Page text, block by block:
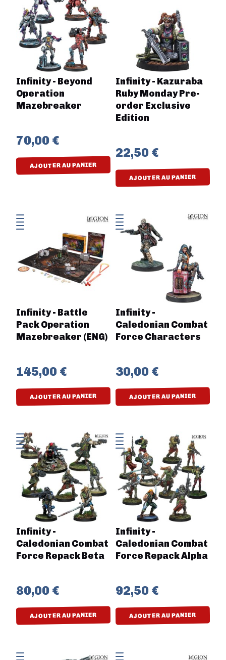
Infinity - Beyond
Operation
Mazebreaker
70,00 €
AJOUTER AU PANIER
Infinity - Kazuraba
Ruby Monday Pre-
order Exclusive
Edition
22,50 €
AJOUTER AU PANIER
Infinity - Battle
Pack Operation
Mazebreaker (ENG)
145,00 €
AJOUTER AU PANIER
Infinity -
Caledonian Combat
Force Characters
30,00 €
AJOUTER AU PANIER
Infinity -
Caledonian Combat
Force Repack Beta
80,00 €
AJOUTER AU PANIER
Infinity -
Caledonian Combat
Force Repack Alpha
92,50 €
AJOUTER AU PANIER